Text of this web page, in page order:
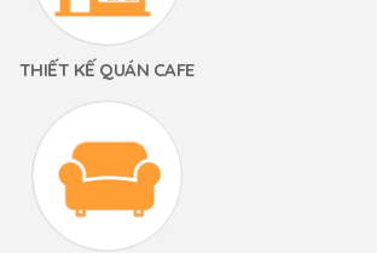
THIẾT KẾ QUÁN CAFE